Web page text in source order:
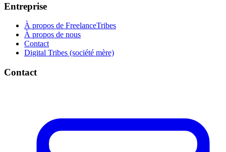
Entreprise
À propos de FreelanceTribes
À propos de nous
Contact
Digital Tribes (société mère)
Contact